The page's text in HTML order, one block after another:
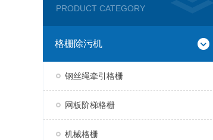
PRODUCT CATEGORY
格栅除污机
钢丝绳牵引格栅
网板阶梯格栅
机械格栅